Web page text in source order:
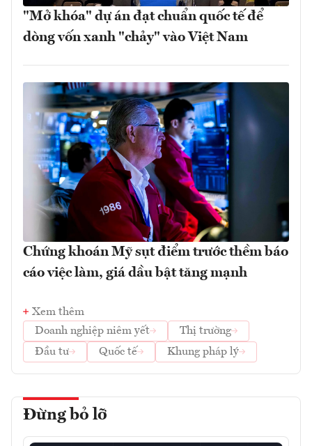
"Mở khóa" dự án đạt chuẩn quốc tế để
dòng vốn xanh "chảy" vào Việt Nam
Chứng khoán Mỹ sụt điểm trước thềm báo
cáo việc làm, giá dầu bật tăng mạnh
Xem thêm
Doanh nghiệp niêm yết
Thị trường
Đầu tư
Quốc tế Khung pháp lý
Đừng bỏ lỡ